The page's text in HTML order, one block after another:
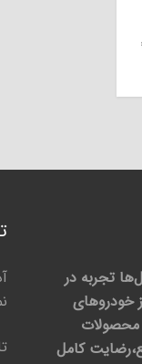
سال‌ها تجربه در
خودروهای
محصولات
کامل
تلفن